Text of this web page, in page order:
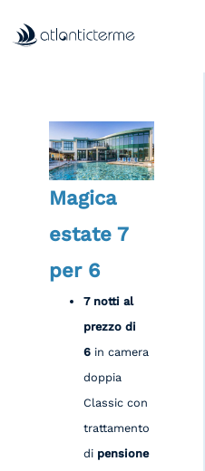
Magica
estate 7
per 6
7 notti al
prezzo di
6 in camera
doppia
Classic con
trattamento
di pensione